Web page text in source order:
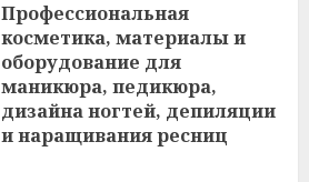
Профессиональная
косметика, материалы и
оборудование для
маникюра, педикюра,
дизайна ногтей, депиляции
и наращивания ресниц